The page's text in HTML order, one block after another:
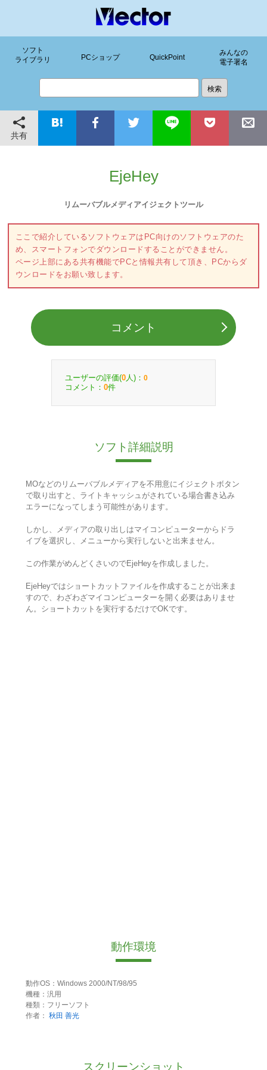
ソフト
ライブラリ
PCショップ QuickPoint
みんなの
電子署名
共有
EjeHey
リムーバブルメディアイジェクトツール
ここで紹介しているソフトウェアはPC向けのソフトウェアのた
め、スマートフォンでダウンロードすることができません。
ページ上部にある共有機能でPCと情報共有して頂き、PCからダ
ウンロードをお願い致します。
コメント
ユーザーの評価(0 人)： 0
コメント： 0件
ソフト詳細説明
MOなどのリムーバブルメディアを不用意にイジェクトボタン
で取り出すと、ライトキャッシュがされている場合書き込み
エラーになってしまう可能性があります。
しかし、メディアの取り出しはマイコンピューターからドラ
イブを選択し、メニューから実行しないと出来ません。
この作業がめんどくさいのでEjeHeyを作成しました。
EjeHeyではショートカットファイルを作成することが出来ま
すので、わざわざマイコンピューターを開く必要はありませ
ん。ショートカットを実行するだけでOKです。
動作環境
動作OS：Windows 2000/NT/98/95
機種：汎用
種類：フリーソフト
作者： 秋田 善光
スクリーンショット